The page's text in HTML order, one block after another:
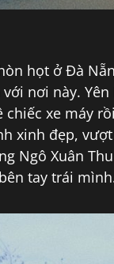
họt ở Đà
nơi này. Yên
xe máy
xinh đẹp,
Ngô Xuân
tay trái